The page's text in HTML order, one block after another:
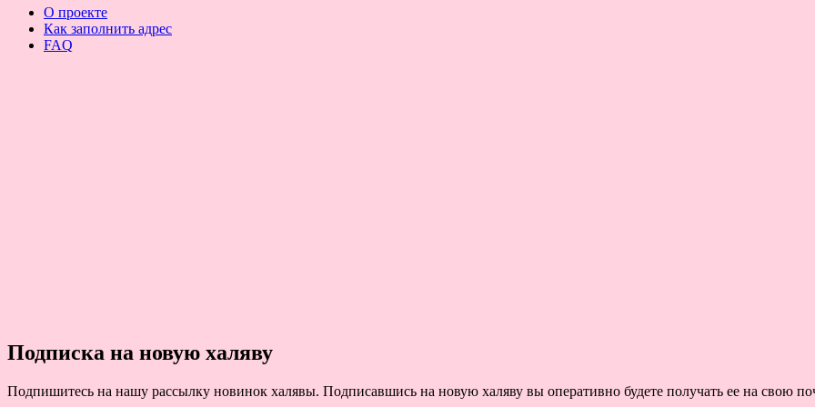
О проекте
Как заполнить адрес
FAQ
Подписка на новую халяву
Подпишитесь на нашу рассылку новинок халявы. Подписавшись на новую халяву вы оперативно будете получать ее на свою